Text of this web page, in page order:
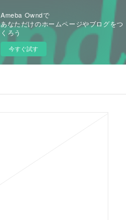
Ameba Owndで
あなただけのホームページやブログをつ
くろう
今すぐ試す